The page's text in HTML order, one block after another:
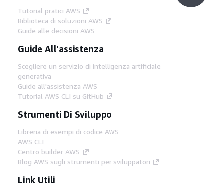
Tutorial pratici AWS
Biblioteca di soluzioni AWS
Guide alle decisioni AWS
Guide All'assistenza
Scegliere un servizio di intelligenza artificiale
generativa
Guide all'assistenza AWS
Tutorial AWS CLI su GitHub
Strumenti Di Sviluppo
Libreria di esempi di codice AWS
AWS CLI
Centro builder AWS
Blog AWS sugli strumenti per sviluppatori
Link Utili